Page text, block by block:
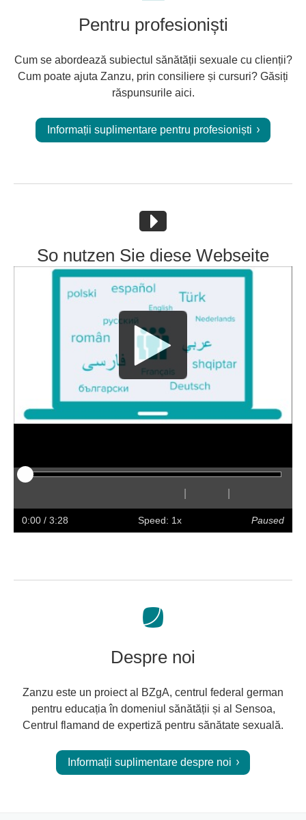
Pentru profesioniști
Cum se abordează subiectul sănătății sexuale cu clienții?
Cum poate ajuta Zanzu, prin consiliere și cursuri? Găsiți
răspunsurile aici.
Informații suplimentare pentru profesioniști
So nutzen Sie diese Webseite
Hide
captions
FasterSlower
full
screen
0:00 / 3:28 Speed: 1x Paused
Despre noi
Zanzu este un proiect al BZgA, centrul federal german
pentru educația în domeniul sănătății și al Sensoa,
Centrul flamand de expertiză pentru sănătate sexuală.
Informații suplimentare despre noi